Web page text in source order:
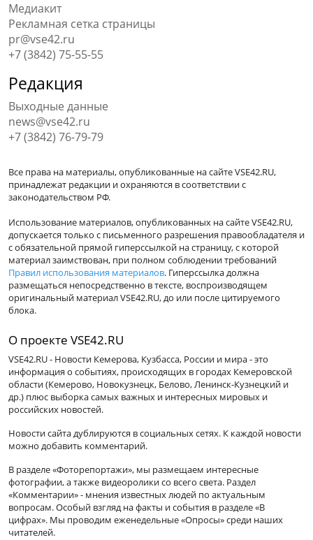
Медиакит
Рекламная сетка страницы
pr@vse42.ru
+7 (3842) 75-55-55
Редакция
Выходные данные
news@vse42.ru
+7 (3842) 76-79-79
Все права на материалы, опубликованные на сайте VSE42.RU,
принадлежат редакции и охраняются в соответствии с
законодательством РФ.
Использование материалов, опубликованных на сайте VSE42.RU,
допускается только с письменного разрешения правообладателя и
с обязательной прямой гиперссылкой на страницу, с которой
материал заимствован, при полном соблюдении требований
Правил использования материалов. Гиперссылка должна
размещаться непосредственно в тексте, воспроизводящем
оригинальный материал VSE42.RU, до или после цитируемого
блока.
О проекте VSE42.RU
VSE42.RU - Новости Кемерова, Кузбасса, России и мира - это
информация о событиях, происходящих в городах Кемеровской
области (Кемерово, Новокузнецк, Белово, Ленинск-Кузнецкий и
др.) плюс выборка самых важных и интересных мировых и
российских новостей.
Новости сайта дублируются в социальных сетях. К каждой новости
можно добавить комментарий.
В разделе «Фоторепортажи», мы размещаем интересные
фотографии, а также видеоролики со всего света. Раздел
«Комментарии» - мнения известных людей по актуальным
вопросам. Особый взгляд на факты и события в разделе «В
цифрах». Мы проводим еженедельные «Опросы» среди наших
читателей.